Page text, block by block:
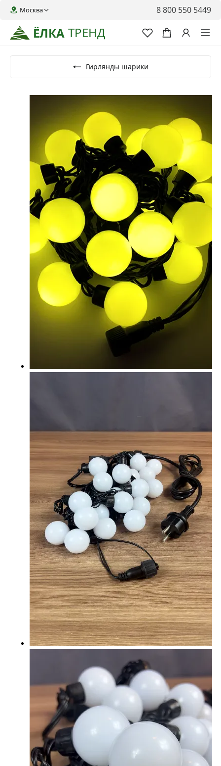
ЁЛКА ТРЕНД
Москва 8 800 550 5449
Гирлянды шарики